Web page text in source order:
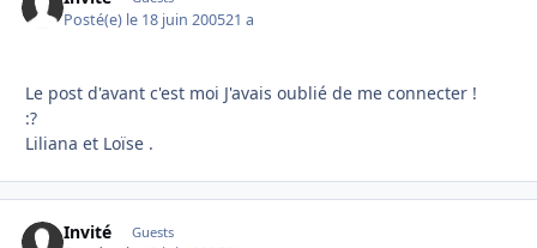
Posté(e) le 18 juin 200521 a
Le post d'avant c'est moi J'avais oublié de me connecter !
:?
Liliana et Loïse .
Invité Guests